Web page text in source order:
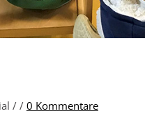
/ / 0 Kommentare